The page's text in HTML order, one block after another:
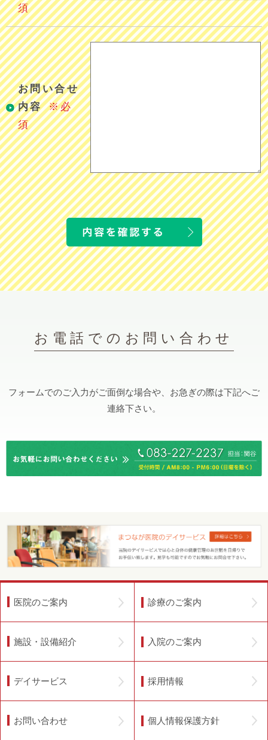
須
お問い合せ
内容 ※必
須
お電話でのお問い合わせ
フォームでのご入力がご面倒な場合や、お急ぎの際は下記へご
連絡下さい。
医院のご案内
施設・設備紹介
デイサービス
お問い合わせ
診療のご案内
入院のご案内
採用情報
個人情報保護方針